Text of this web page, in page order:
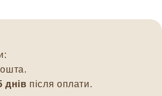
днів після оплати.